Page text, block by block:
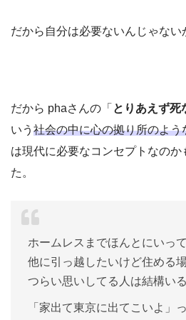
だから自分は必要ないんじゃない
だから phaさんの「 とりあえず死
いう 社会の中に心の拠り所のよう
は現代に必要なコンセプトなのか
た。
ホームレスまでほんとにいっ
他に引っ越したいけど住める
つらい思いしてる人は結構い
「家出て東京に出てこいよ」